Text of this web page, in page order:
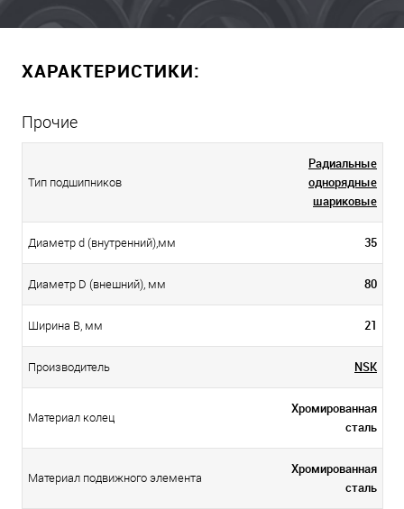
ХАРАКТЕРИСТИКИ:
Прочие
Тип подшипников
Радиальные
однорядные
шариковые
Диаметр d (внутренний),мм 35
Диаметр D (внешний), мм 80
Ширина B, мм 21
Производитель NSK
Материал колец
Хромированная
сталь
Материал подвижного элемента
Хромированная
сталь